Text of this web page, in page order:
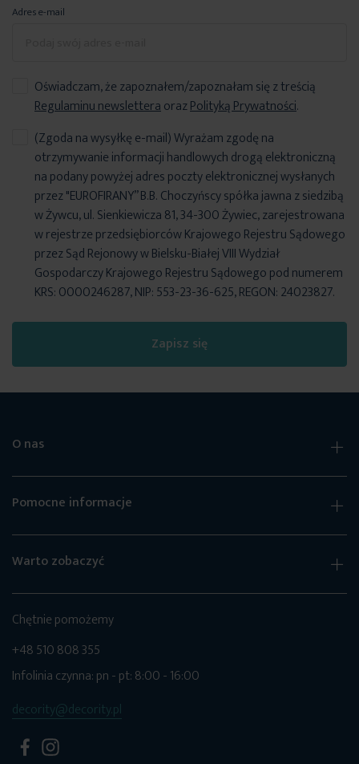
Adres e-mail
Oświadczam, że zapoznałem/zapoznałam się z treścią
Regulaminu newsletteraorazPolityką Prywatności.
Zapisz się
(Zgoda na wysyłkę e-mail) Wyrażam zgodę na
otrzymywanie informacji handlowych drogą elektroniczną
na podany powyżej adres poczty elektronicznej wysłanych
przez "EUROFIRANY” B.B. Choczyńscy spółka jawna z siedzibą
w Żywcu, ul. Sienkiewicza 81, 34-300 Żywiec, zarejestrowana
w rejestrze przedsiębiorców Krajowego Rejestru Sądowego
przez Sąd Rejonowy w Bielsku-Białej VIII Wydział
Gospodarczy Krajowego Rejestru Sądowego pod numerem
KRS: 0000246287, NIP: 553-23-36-625, REGON: 24023827.
O nas
Pomocne informacje
Warto zobaczyć
Chętnie pomożemy
+48 510 808 355
Infolinia czynna: pn - pt: 8:00 - 16:00
decority@decority.pl